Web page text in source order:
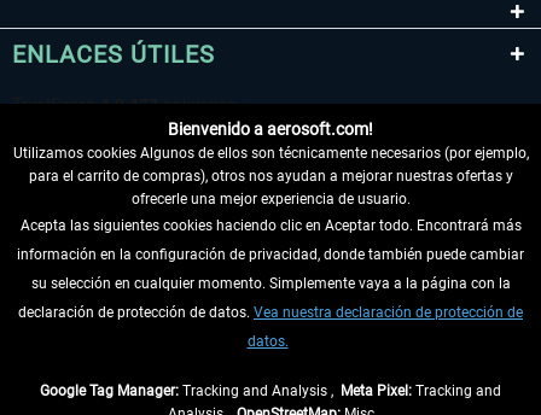
ENLACES ÚTILES
DESISTIR DEL CONTRATO
INFORMACIÓN
Bienvenido a aerosoft.com!
Utilizamos cookies Algunos de ellos son técnicamente necesarios (por ejemplo,
para el carrito de compras), otros nos ayudan a mejorar nuestras ofertas y
ofrecerle una mejor experiencia de usuario.
Acepta las siguientes cookies haciendo clic en Aceptar todo. Encontrará más
información en la configuración de privacidad, donde también puede cambiar
su selección en cualquier momento. Simplemente vaya a la página con la
declaración de protección de datos. Vea nuestra declaración de protección de
datos.
Google Tag Manager: Tracking and Analysis , Meta Pixel: Tracking and